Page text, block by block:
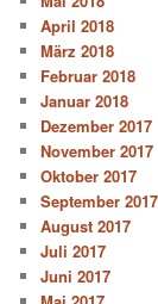
April 2018
März 2018
Februar 2018
Januar 2018
Dezember 2017
November 2017
Oktober 2017
September 2017
August 2017
Juli 2017
Juni 2017